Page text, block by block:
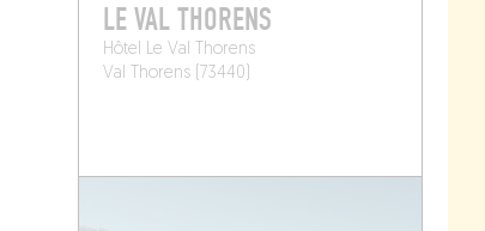
LE VAL THORENS
Hôtel Le Val Thorens
Val Thorens (73440)